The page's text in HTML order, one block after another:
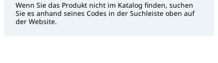
Wenn Sie das Produkt nicht im Katalog finden, suchen
Sie es anhand seines Codes in der Suchleiste oben auf
der Website.